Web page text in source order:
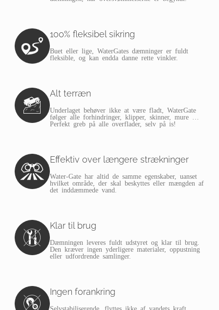
100% fleksibel sikring
Buet eller lige, WaterGates dæmninger er fuldt
fleksible, og kan endda danne rette vinkler.
Alt terræn
Underlaget behøver ikke at være fladt, WaterGate
følger alle forhindringer, klipper, skinner, mure …
Perfekt greb på alle overflader, selv på is!
Effektiv over længere strækninger
Water-Gate har altid de samme egenskaber, uanset
hvilket område, der skal beskyttes eller mængden af
det inddæmmede vand.
Klar til brug
Dæmningen leveres fuldt udstyret og klar til brug.
Den kræver ingen yderligere materialer, oppustning
eller udfordrende samlinger.
Ingen forankring
Selvstabiliserende, flyttes ikke af vandets kraft.